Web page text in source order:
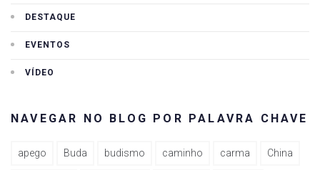
DESTAQUE
EVENTOS
VÍDEO
NAVEGAR NO BLOG POR PALAVRA CHAVE
apego Buda budismo caminho carma China